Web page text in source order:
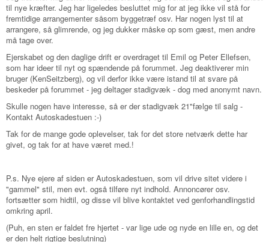
til nye kræfter. Jeg har ligeledes besluttet mig for at jeg ikke vil stå for
fremtidige arrangementer såsom byggetræf osv. Har nogen lyst til at
arrangere, så glimrende, og jeg dukker måske op som gæst, men andre
må tage over.
Ejerskabet og den daglige drift er overdraget til Emil og Peter Ellefsen,
som har ideer til nyt og spændende på forummet. Jeg deaktiverer min
bruger (KenSeitzberg), og vil derfor ikke være istand til at svare på
beskeder på forummet - jeg deltager stadigvæk - dog med anonymt navn.
Skulle nogen have interesse, så er der stadigvæk 21"fælge til salg -
Kontakt Autoskadestuen :-)
Tak for de mange gode oplevelser, tak for det store netværk dette har
givet, og tak for at have været med.!
P.s. Nye ejere af siden er Autoskadestuen, som vil drive sitet videre i
"gammel" stil, men evt. også tilføre nyt indhold. Annoncører osv.
fortsætter som hidtil, og disse vil blive kontaktet ved genforhandlingstid
omkring april.
(Puh, en sten er faldet fre hjertet - var lige ude og nyde en lille en, og det
er den helt rigtige beslutning)